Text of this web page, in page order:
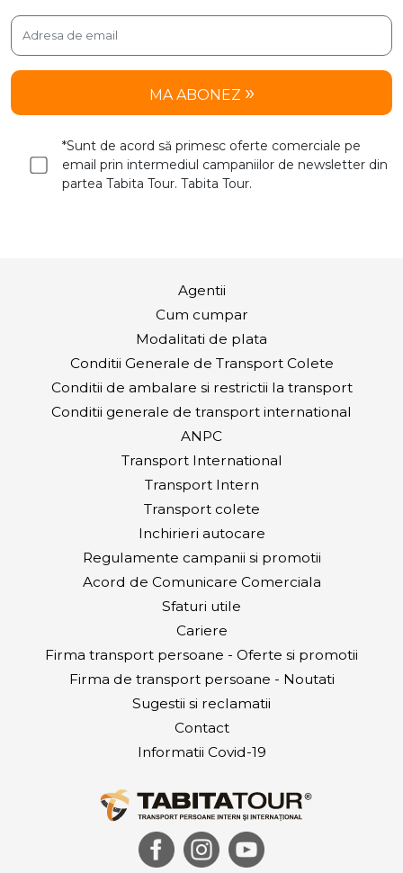
MA ABONEZ
*Sunt de acord să primesc oferte comerciale pe
email prin intermediul campaniilor de newsletter din
partea Tabita Tour. Tabita Tour.
Agentii
Cum cumpar
Modalitati de plata
Conditii Generale de Transport Colete
Conditii de ambalare si restrictii la transport
Conditii generale de transport international
ANPC
Transport International
Transport Intern
Transport colete
Inchirieri autocare
Regulamente campanii si promotii
Acord de Comunicare Comerciala
Sfaturi utile
Cariere
Firma transport persoane - Oferte si promotii
Firma de transport persoane - Noutati
Sugestii si reclamatii
Contact
Informatii Covid-19